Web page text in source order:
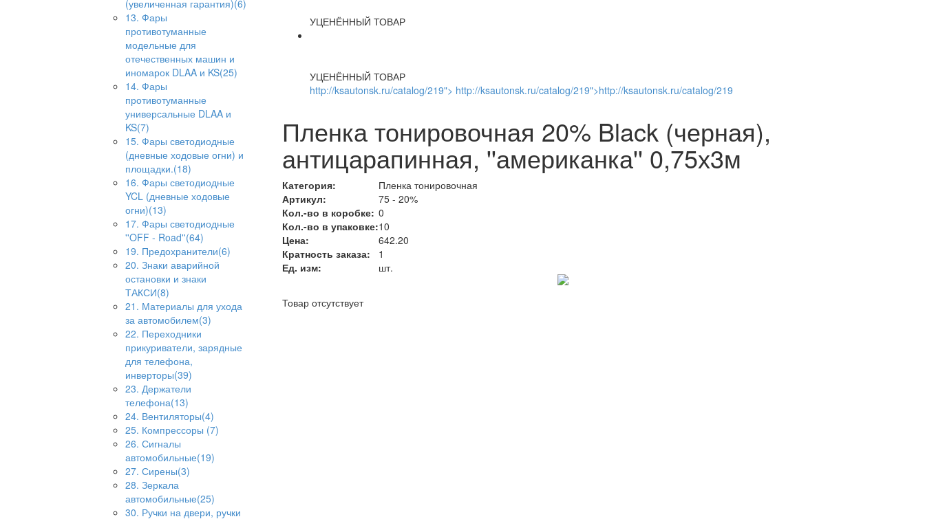
(увеличенная гарантия)(6)
13. Фары
противотуманные
модельные для
отечественных машин и
иномарок DLAA и KS(25)
14. Фары
противотуманные
универсальные DLAA и
KS(7)
15. Фары светодиодные
(дневные ходовые огни) и
площадки.(18)
16. Фары светодиодные
YCL (дневные ходовые
огни)(13)
17. Фары светодиодные
''OFF - Road''(64)
19. Предохранители(6)
20. Знаки аварийной
остановки и знаки
ТАКСИ(8)
21. Материалы для ухода
за автомобилем(3)
22. Переходники
прикуриватели, зарядные
для телефона,
инверторы(39)
23. Держатели
телефона(13)
24. Вентиляторы(4)
25. Компрессоры (7)
26. Сигналы
автомобильные(19)
27. Сирены(3)
28. Зеркала
автомобильные(25)
30. Ручки на двери, ручки
УЦЕНЁННЫЙ ТОВАР
УЦЕНЁННЫЙ ТОВАР
http://ksautonsk.ru/catalog/219"> http://ksautonsk.ru/catalog/219">http://ksautonsk.ru/catalog/219
Пленка тонировочная 20% Black (черная),
антицарапинная, ''американка'' 0,75х3м
Категория:
Пленка тонировочная
Артикул:
75 - 20%
Кол.-во в коробке: 0
Кол.-во в упаковке:10
Цена:
642.20
Кратность заказа:
1
Ед. изм:
шт.
Товар отсутствует